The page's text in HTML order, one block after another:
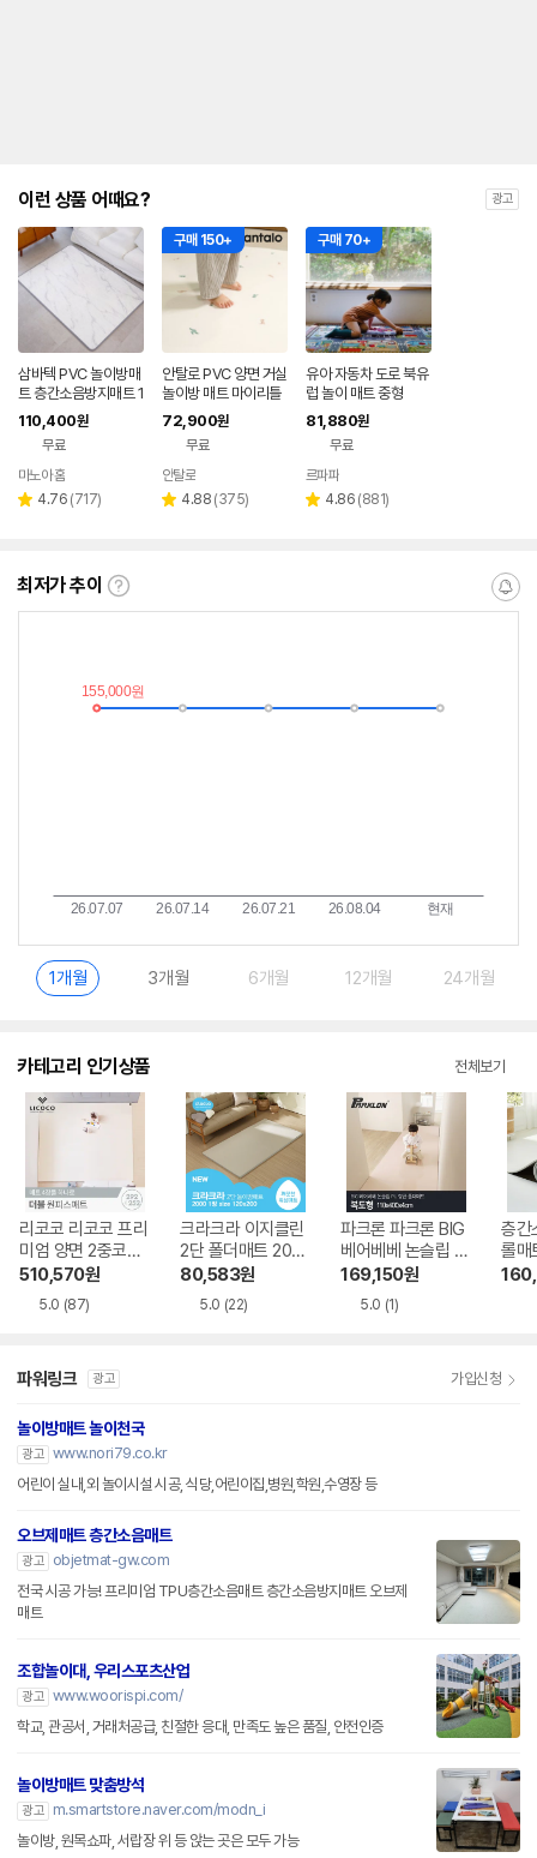
이런 상품 어때요? 광고
삼바텍 PVC 놀이방매
트 층간소음방지매트 1
40x100cm 1+1
110,400원
무료
페이
마노아 홈
별 4.76 리
(717)
구매 150+
안탈로 PVC 양면 거실
놀이방 매트 마이리틀
다이노 공룡 1400x2
000x6T
72,900원
무료
안탈로
별 4.88 리
(375)
구매 70+
유아 자동차 도로 북유
럽 놀이 매트 중형
81,880원
무료
페이
르파파
별 4.86 리
(881)
최저가 추이
최
이
란?
알
1개월 3개월 6개월 12개월 24개월
카테고리 인기상품 전체보기
리코코 리코코 프리
미엄 양면 2중코팅
더블 원피스매트 2
510,570원
5.0 (87)
크라크라 이지클린
2단 폴더매트 2000
200x120x4cm
80,583원
5.0 (22)
파크론 파크론 BIG
베어베베 논슬립 P
U 항균 폴더매트 복
169,150원
5.0 (1)
층간
롤매
복도
파워링크 광고 가입신청
놀이방매트 놀이천국
광고
www.nori79.co.kr
어린이 실내,외 놀이시설 시공, 식당,어린이집,병원,학원,수영장 등
오브제매트 층간소음매트
광고
objetmat-gw.com
전국 시공 가능! 프리미엄 TPU층간소음매트 층간소음방지매트 오브제
매트
조합놀이대, 우리스포츠산업
광고
www.woorispi.com/
학교, 관공서, 거래처공급, 친절한 응대, 만족도 높은 품질, 안전인증
놀이방매트 맞춤방석
광고
m.smartstore.naver.com/modn_i
놀이방, 원목쇼파, 서랍장 위 등 앉는 곳은 모두 가능